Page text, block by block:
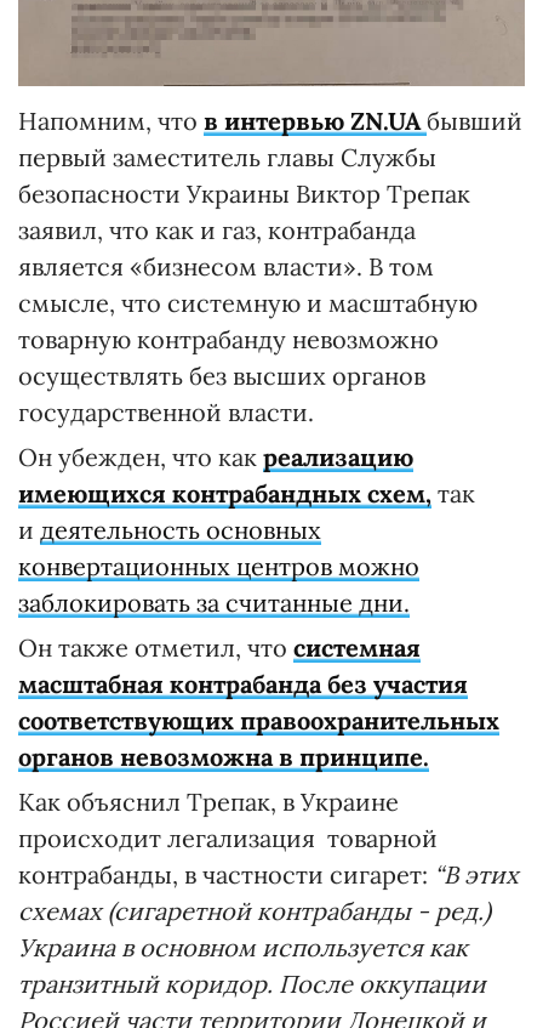
Напомним, что в интервью ZN.UA бывший
первый заместитель главы Службы
безопасности Украины Виктор Трепак
заявил, что как и газ, контрабанда
является «бизнесом власти». В том
смысле, что системную и масштабную
товарную контрабанду невозможно
осуществлять без высших органов
государственной власти.
Он убежден, что как реализацию
имеющихся контрабандных схем, так
и деятельность основных
конвертационных центров можно
заблокировать за считанные дни.
Он также отметил, что системная
масштабная контрабанда без участия
соответствующих правоохранительных
органов невозможна в принципе.
Как объяснил Трепак, в Украине
происходит легализация товарной
контрабанды, в частности сигарет: “В этих
схемах (сигаретной контрабанды - ред.)
Украина в основном используется как
транзитный коридор. После оккупации
Россией части территории Донецкой и